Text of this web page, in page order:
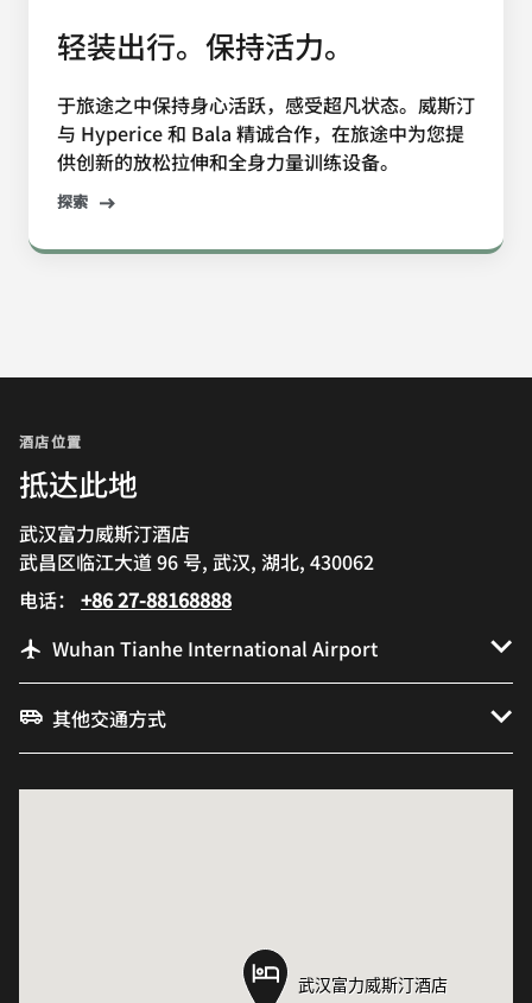
轻装出行。保持活力。
于旅途之中保持身心活跃，感受超凡状态。威斯汀
与 Hyperice 和 Bala 精诚合作，在旅途中为您提
供创新的放松拉伸和全身力量训练设备。
探索
酒店位置
抵达此地
武汉富力威斯汀酒店
武昌区临江大道 96 号, 武汉, 湖北, 430062
电话： +86 27-88168888
Wuhan Tianhe International Airport
其他交通方式
武汉富力威斯汀酒店
武汉富力威斯汀酒店